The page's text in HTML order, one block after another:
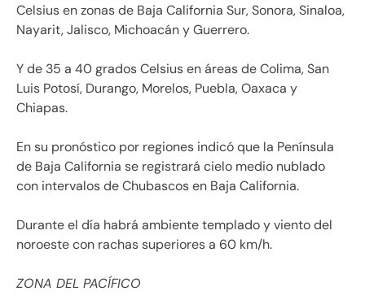
Celsius en zonas de Baja California Sur, Sonora, Sinaloa,
Nayarit, Jalisco, Michoacán y Guerrero.
Y de 35 a 40 grados Celsius en áreas de Colima, San
Luis Potosí, Durango, Morelos, Puebla, Oaxaca y
Chiapas.
En su pronóstico por regiones indicó que la Península
de Baja California se registrará cielo medio nublado
con intervalos de Chubascos en Baja California.
Durante el día habrá ambiente templado y viento del
noroeste con rachas superiores a 60 km/h.
ZONA DEL PACÍFICO